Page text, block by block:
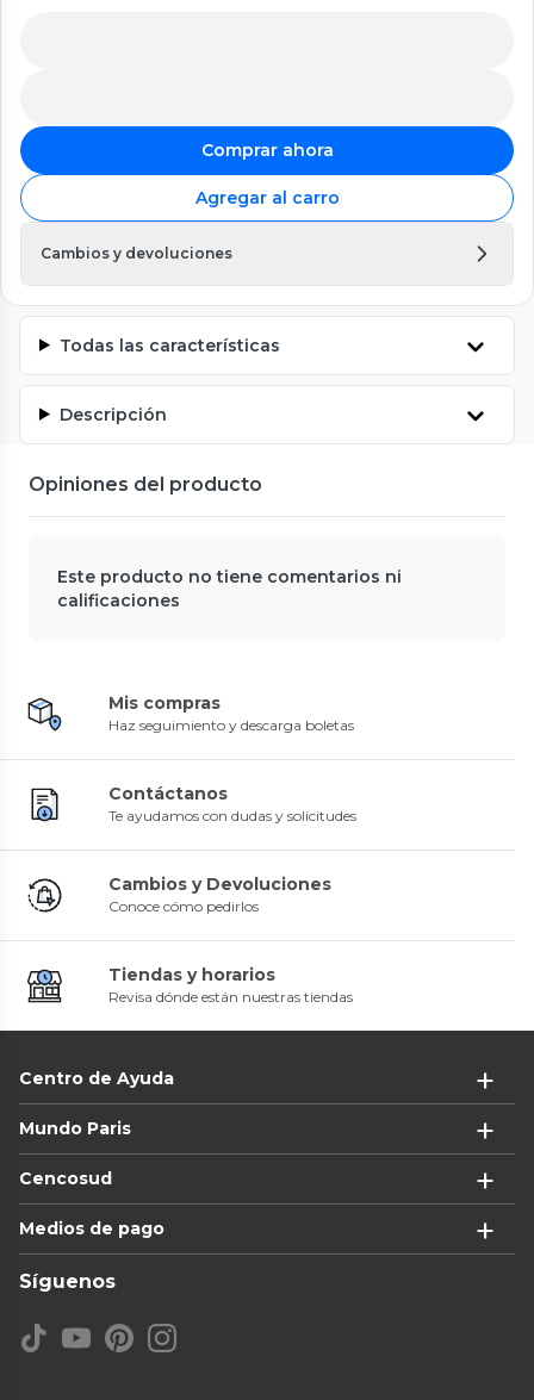
Comprar ahora
Agregar al carro
Cambios y devoluciones
Todas las características
Descripción
Opiniones del producto
Este producto no tiene comentarios ni
calificaciones
Mis compras
Haz seguimiento y descarga boletas
Contáctanos
Te ayudamos con dudas y solicitudes
Cambios y Devoluciones
Conoce cómo pedirlos
Tiendas y horarios
Revisa dónde están nuestras tiendas
Centro de Ayuda
Mundo Paris
Cencosud
Medios de pago
Síguenos